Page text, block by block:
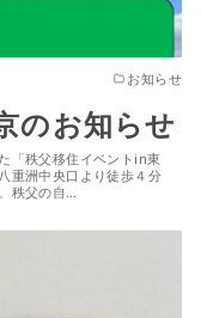
お知らせ
のお知らせ
「秩父移住イベントin東
重洲中央口より徒歩４分
秩父の自…